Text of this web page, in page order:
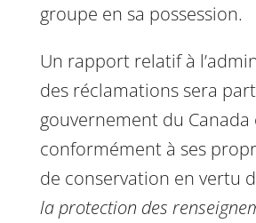
groupe en sa possession.
Un rapport relatif à
des réclamations sera
gouvernement du Canada
conformément à ses
de conservation en vertu
la protection des